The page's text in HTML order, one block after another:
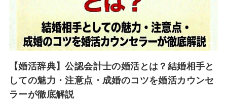
【婚活辞典】公認会計士の婚活とは？結婚相手と
しての魅力・注意点・成婚のコツを婚活カウンセ
ラーが徹底解説